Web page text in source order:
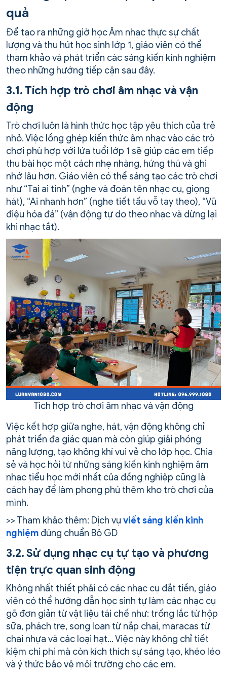
quả
Để tạo ra những giờ học Âm nhạc thực sự chất
lượng và thu hút học sinh lớp 1, giáo viên có thể
tham khảo và phát triển các sáng kiến kinh nghiệm
theo những hướng tiếp cận sau đây.
3.1. Tích hợp trò chơi âm nhạc và vận
động
Trò chơi luôn là hình thức học tập yêu thích của trẻ
nhỏ. Việc lồng ghép kiến thức âm nhạc vào các trò
chơi phù hợp với lứa tuổi lớp 1 sẽ giúp các em tiếp
thu bài học một cách nhẹ nhàng, hứng thú và ghi
nhớ lâu hơn. Giáo viên có thể sáng tạo các trò chơi
như “Tai ai tinh” (nghe và đoán tên nhạc cụ, giọng
hát), “Ai nhanh hơn” (nghe tiết tấu vỗ tay theo), “Vũ
điệu hóa đá” (vận động tự do theo nhạc và dừng lại
khi nhạc tắt).
Tích hợp trò chơi âm nhạc và vận động
Việc kết hợp giữa nghe, hát, vận động không chỉ
phát triển đa giác quan mà còn giúp giải phóng
năng lượng, tạo không khí vui vẻ cho lớp học. Chia
sẻ và học hỏi từ những sáng kiến kinh nghiệm âm
nhạc tiểu học mới nhất của đồng nghiệp cũng là
cách hay để làm phong phú thêm kho trò chơi của
mình.
>> Tham khảo thêm: Dịch vụ viết sáng kiến kinh
nghiệm đúng chuẩn Bộ GD
3.2. Sử dụng nhạc cụ tự tạo và phương
tiện trực quan sinh động
Không nhất thiết phải có các nhạc cụ đắt tiền, giáo
viên có thể hướng dẫn học sinh tự làm các nhạc cụ
gõ đơn giản từ vật liệu tái chế như: trống lắc từ hộp
sữa, phách tre, song loan từ nắp chai, maracas từ
chai nhựa và các loại hạt… Việc này không chỉ tiết
kiệm chi phí mà còn kích thích sự sáng tạo, khéo léo
và ý thức bảo vệ môi trường cho các em.